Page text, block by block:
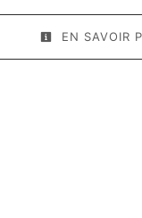
EN SAVOIR